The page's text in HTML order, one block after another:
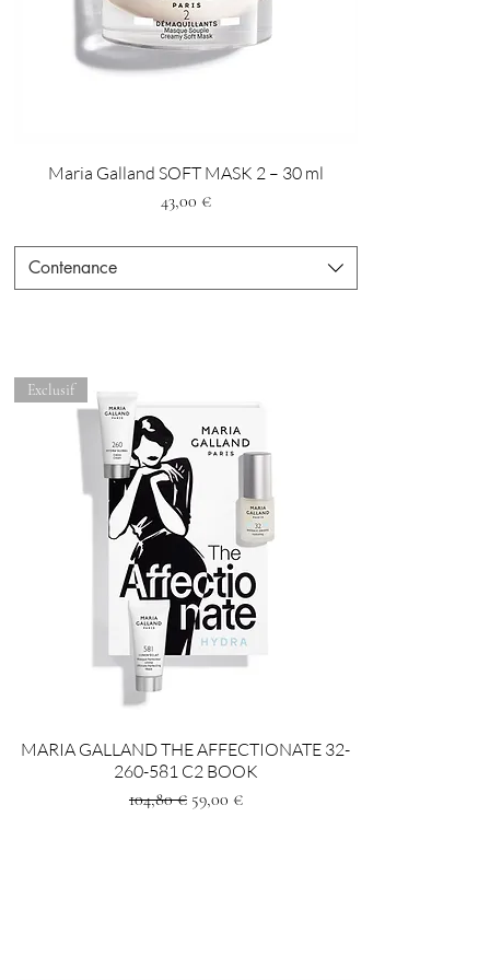
Maria Galland SOFT MASK 2 – 30 ml
Preis
43,00 €
Contenance
Exclusif
MARIA GALLAND THE AFFECTIONATE 32-
260-581 C2 BOOK
Standardpreis
104,80 € Sale-Preis
59,00 €